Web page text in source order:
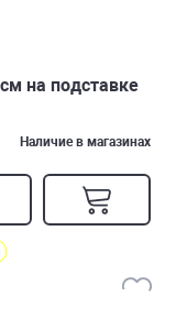
на подставке
Наличие в магазинах